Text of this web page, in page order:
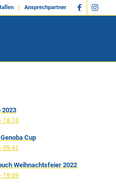
Ansprechpartner
2023
18:18
Cup
09:41
Weihnachtsfeier 2022
19:09